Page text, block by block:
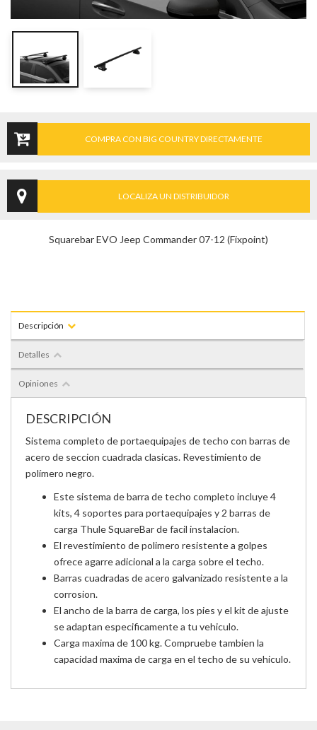
COMPRA CON BIG COUNTRY DIRECTAMENTE
LOCALIZA UN DISTRIBUIDOR
Squarebar EVO Jeep Commander 07-12 (Fixpoint)
Descripción
Detalles
Opiniones
DESCRIPCIÓN
Sistema completo de portaequipajes de techo con barras de
acero de seccion cuadrada clasicas. Revestimiento de
polímero negro.
Este sistema de barra de techo completo incluye 4
kits, 4 soportes para portaequipajes y 2 barras de
carga Thule SquareBar de facil instalacion.
El revestimiento de polimero resistente a golpes
ofrece agarre adicional a la carga sobre el techo.
Barras cuadradas de acero galvanizado resistente a la
corrosion.
El ancho de la barra de carga, los pies y el kit de ajuste
se adaptan especificamente a tu vehiculo.
Carga maxima de 100 kg. Compruebe tambien la
capacidad maxima de carga en el techo de su vehiculo.